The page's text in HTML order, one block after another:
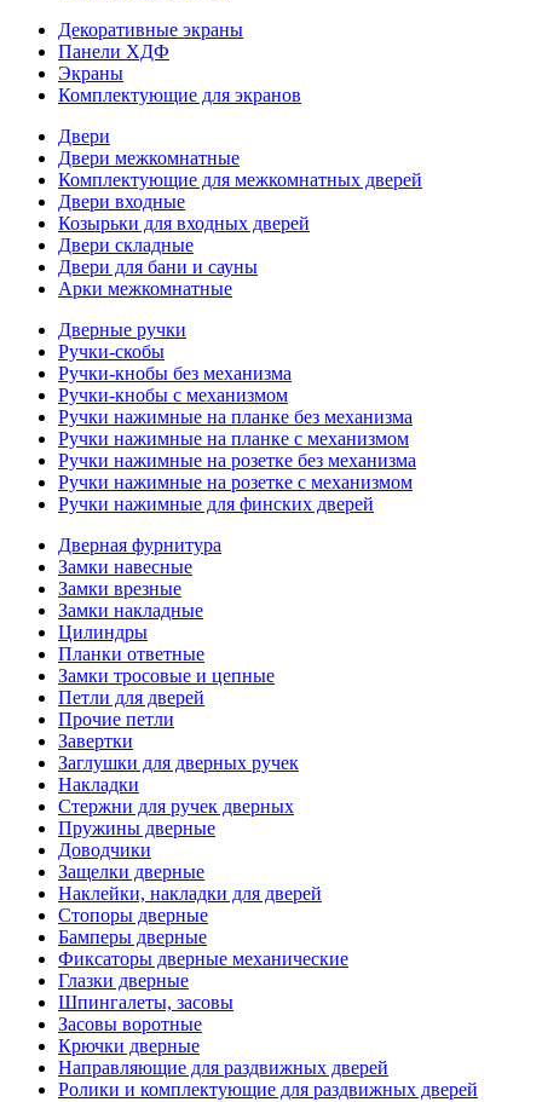
Декоративные экраны
Панели ХДФ
Экраны
Комплектующие для экранов
Двери
Двери межкомнатные
Комплектующие для межкомнатных дверей
Двери входные
Козырьки для входных дверей
Двери складные
Двери для бани и сауны
Арки межкомнатные
Дверные ручки
Ручки-скобы
Ручки-кнобы без механизма
Ручки-кнобы с механизмом
Ручки нажимные на планке без механизма
Ручки нажимные на планке с механизмом
Ручки нажимные на розетке без механизма
Ручки нажимные на розетке с механизмом
Ручки нажимные для финских дверей
Дверная фурнитура
Замки навесные
Замки врезные
Замки накладные
Цилиндры
Планки ответные
Замки тросовые и цепные
Петли для дверей
Прочие петли
Завертки
Заглушки для дверных ручек
Накладки
Стержни для ручек дверных
Пружины дверные
Доводчики
Защелки дверные
Наклейки, накладки для дверей
Стопоры дверные
Бамперы дверные
Фиксаторы дверные механические
Глазки дверные
Шпингалеты, засовы
Засовы воротные
Крючки дверные
Направляющие для раздвижных дверей
Ролики и комплектующие для раздвижных дверей